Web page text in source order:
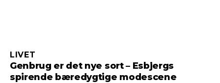
Genbrug er det nye sort – Esbjergs
spirende bæredygtige modescene
LIVET